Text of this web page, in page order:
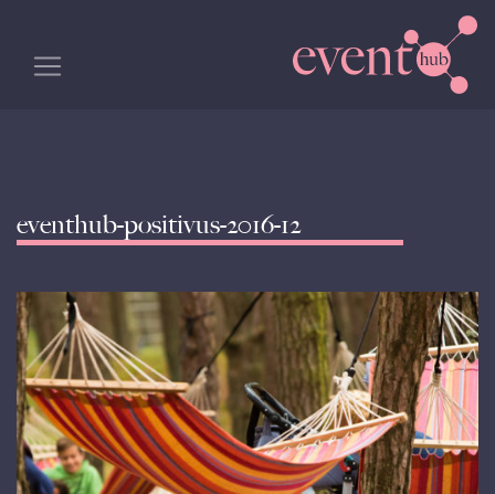
eventhub-positivus-2016-12